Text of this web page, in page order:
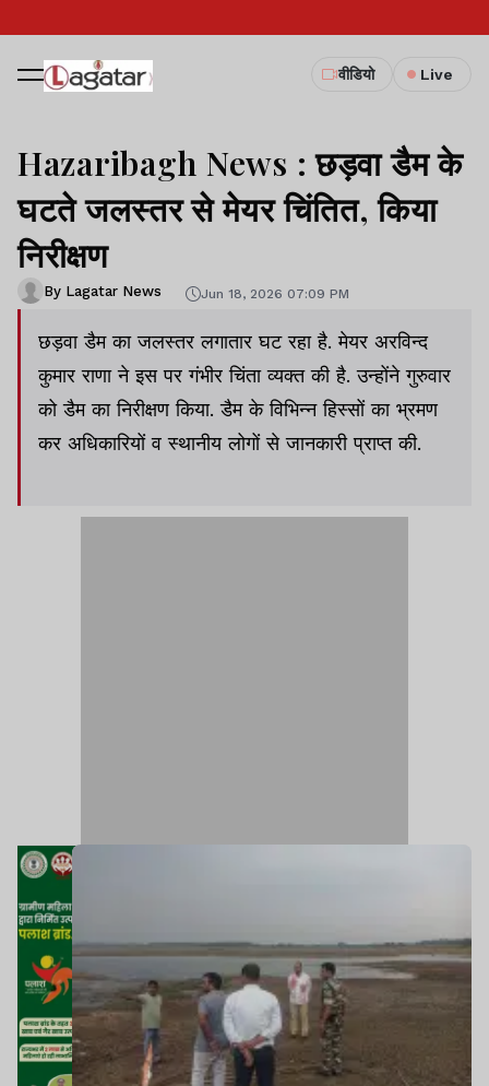
वीडियो Live
Hazaribagh News : छड़वा डैम के
घटते जलस्तर से मेयर चिंतित, किया
निरीक्षण
By Lagatar News Jun 18, 2026 07:09 PM
छड़वा डैम का जलस्तर लगातार घट रहा है. मेयर अरविन्द
कुमार राणा ने इस पर गंभीर चिंता व्यक्त की है. उन्होंने गुरुवार
को डैम का निरीक्षण किया. डैम के विभिन्न हिस्सों का भ्रमण
कर अधिकारियों व स्थानीय लोगों से जानकारी प्राप्त की.